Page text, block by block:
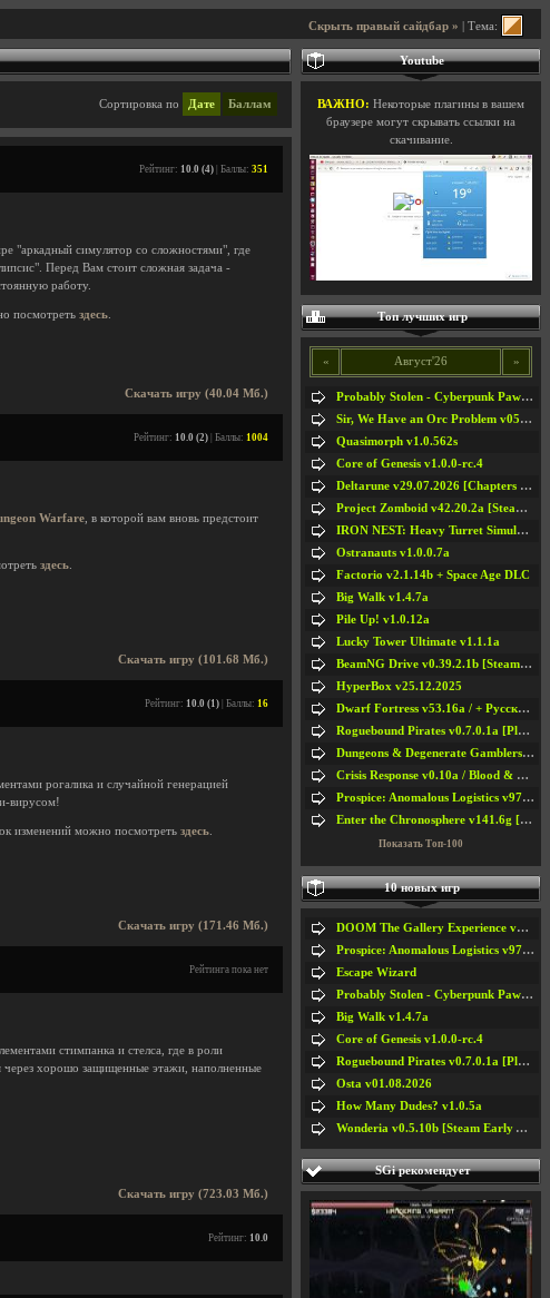
Скрыть правый сайдбар » | Тема:
Сортировка по Дате Баллам
Рейтинг: 10.0 (4) | Баллы: 351
"аркадный симулятор со сложностями", где
Перед Вам стоит сложная задача -
работу.
посмотреть здесь
Скачать игру (40.04 Мб.)
Рейтинг: 10.0 (2) | Баллы: 1004
Warfare , в которой вам вновь предстоит
здесь
Скачать игру (101.68 Мб.)
Рейтинг: 10.0 (1) | Баллы: 16
рогалика и случайной генерацией
вирусом!
изменений можно посмотреть здесь
Скачать игру (171.46 Мб.)
Рейтинга пока нет
стимпанка и стелса, где в роли
хорошо защищенные этажи, наполненные
Скачать игру (723.03 Мб.)
Рейтинг: 10.0
Youtube
ВАЖНО: Некоторые плагины в вашем
браузере могут скрывать ссылки на
скачивание.
Топ лучших игр
« Август'26 »
Probably Stolen - Cyberpunk Pawnshop Simulator v048c [Playtest]
Sir, We Have an Orc Problem v05.08.2026
Quasimorph v1.0.562s
Core of Genesis v1.0.0-rc.4
Deltarune v29.07.2026 [Chapters 1-5] / + RUS [Chapters 1-5]
Project Zomboid v42.20.2a [Steam Early Access]
IRON NEST: Heavy Turret Simulator v1.0a
Ostranauts v1.0.0.7a
Factorio v2.1.14b + Space Age DLC
Big Walk v1.4.7a
Pile Up! v1.0.12a
Lucky Tower Ultimate v1.1.1a
BeamNG Drive v0.39.2.1b [Steam Early Access]
HyperBox v25.12.2025
Dwarf Fortress v53.16a / + Русская Версия v50.12a
Roguebound Pirates v0.7.0.1a [Playtest]
Dungeons & Degenerate Gamblers v2.0.2a
Crisis Response v0.10a / Blood & Bullet
Prospice: Anomalous Logistics v97 [Playtest]
Enter the Chronosphere v141.6g [Steam Early Access]
Показать Топ-100
10 новых игр
DOOM The Gallery Experience v1.4.2
Prospice: Anomalous Logistics v97 [Playtest]
Escape Wizard
Probably Stolen - Cyberpunk Pawnshop Simulator v048c [Playtest]
Big Walk v1.4.7a
Core of Genesis v1.0.0-rc.4
Roguebound Pirates v0.7.0.1a [Playtest]
Osta v01.08.2026
How Many Dudes? v1.0.5a
Wonderia v0.5.10b [Steam Early Access]
SGi рекомендует